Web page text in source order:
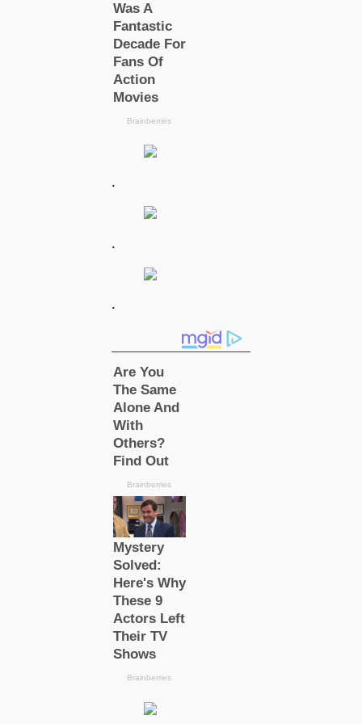
.
.
.